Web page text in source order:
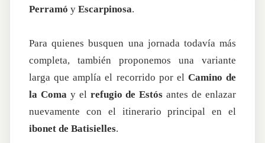
Perramó y Escarpinosa.
Para quienes busquen una jornada todavía más
completa, también proponemos una variante
larga que amplía el recorrido por el Camino de
la Coma y el refugio de Estós antes de enlazar
nuevamente con el itinerario principal en el
ibonet de Batisielles.